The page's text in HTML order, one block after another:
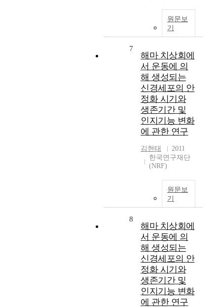
원문보
기
7
해마 치상회에
서 운동에 의
해 생성되는
신경세포의 안
정화 시기와
생존기간 및
인지기능 변화
에 관한 연구
김현태
2011
한국연구재단
(NRF)
원문보
기
8
해마 치상회에
서 운동에 의
해 생성되는
신경세포의 안
정화 시기와
생존기간 및
인지기능 변화
에 관한 연구